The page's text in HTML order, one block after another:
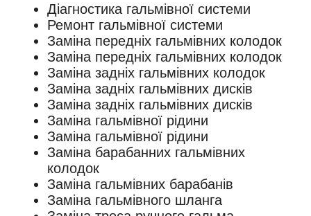
Діагностика гальмівної системи
Ремонт гальмівної системи
Заміна передніх гальмівних колодок
Заміна передніх гальмівних колодок
Заміна задніх гальмівних колодок
Заміна задніх гальмівних дисків
Заміна задніх гальмівних дисків
Заміна гальмівної рідини
Заміна гальмівної рідини
Заміна барабанних гальмівних
колодок
Заміна гальмівних барабанів
Заміна гальмівного шланга